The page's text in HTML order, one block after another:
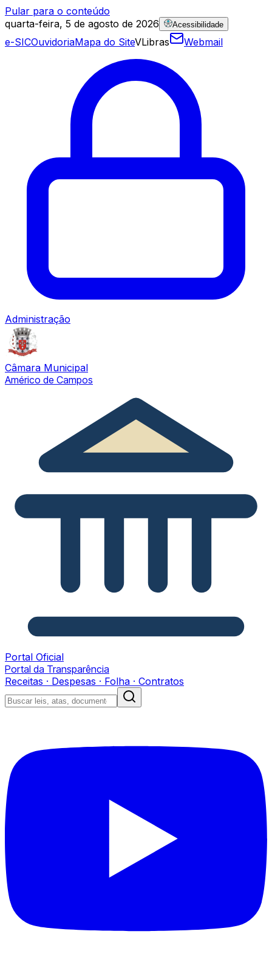
Pular para o conteúdo
quarta-feira, 5 de agosto de 2026
Acessibilidade
e-SICOuvidoriaMapa do SiteVLibras Webmail
Administração
Câmara Municipal
Américo de Campos
Portal Oficial
Portal da Transparência
Receitas · Despesas · Folha · Contratos